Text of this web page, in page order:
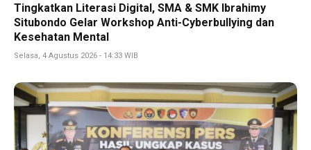
Tingkatkan Literasi Digital, SMA & SMK Ibrahimy
Situbondo Gelar Workshop Anti-Cyberbullying dan
Kesehatan Mental
Selasa, 4 Agustus 2026 - 14:33 WIB